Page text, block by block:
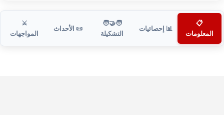
📋
المعلومات
📊 إحصائيات
🧑‍🤝‍🧑
التشكيلة
📜 الأحداث
⚔️
المواجهات